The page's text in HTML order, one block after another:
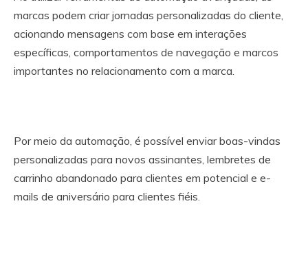
marcas podem criar jornadas personalizadas do cliente,
acionando mensagens com base em interações
específicas, comportamentos de navegação e marcos
importantes no relacionamento com a marca.
Por meio da automação, é possível enviar boas-vindas
personalizadas para novos assinantes, lembretes de
carrinho abandonado para clientes em potencial e e-
mails de aniversário para clientes fiéis.